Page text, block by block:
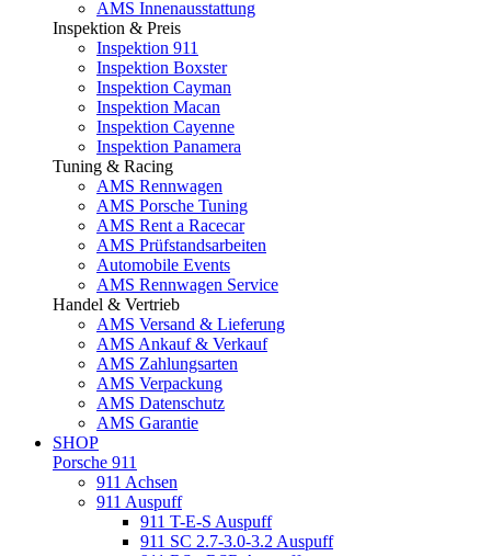
AMS Innenausstattung
Inspektion & Preis
Inspektion 911
Inspektion Boxster
Inspektion Cayman
Inspektion Macan
Inspektion Cayenne
Inspektion Panamera
Tuning & Racing
AMS Rennwagen
AMS Porsche Tuning
AMS Rent a Racecar
AMS Prüfstandsarbeiten
Automobile Events
AMS Rennwagen Service
Handel & Vertrieb
AMS Versand & Lieferung
AMS Ankauf & Verkauf
AMS Zahlungsarten
AMS Verpackung
AMS Datenschutz
AMS Garantie
SHOP
Porsche 911
911 Achsen
911 Auspuff
911 T-E-S Auspuff
911 SC 2.7-3.0-3.2 Auspuff